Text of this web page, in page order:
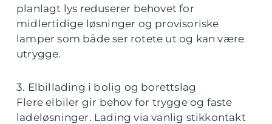
planlagt lys reduserer behovet for
midlertidige løsninger og provisoriske
lamper som både ser rotete ut og kan være
utrygge.
3. Elbillading i bolig og borettslag
Flere elbiler gir behov for trygge og faste
ladeløsninger. Lading via vanlig stikkontakt